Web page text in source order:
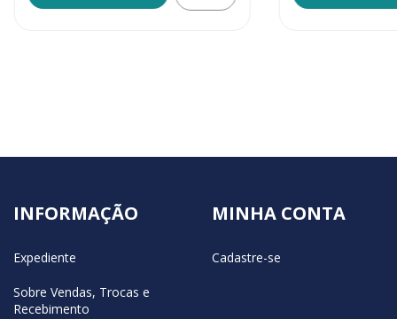
INFORMAÇÃO
Expediente
Sobre Vendas, Trocas e
Recebimento
MINHA CONTA
Cadastre-se